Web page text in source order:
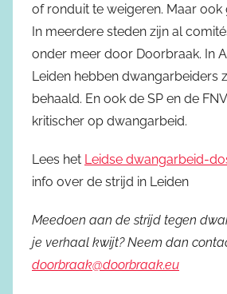
of ronduit te weigeren. Maar ook
In meerdere steden zijn al
onder meer door Doorbraak. In
Leiden hebben dwangarbeiders
behaald. En ook de SP en de
kritischer op dwangarbeid.
Lees het Leidse dwangarbeid-
info over de strijd in Leiden
Meedoen aan de strijd tegen
je verhaal kwijt? Neem dan
doorbraak@doorbraak.eu